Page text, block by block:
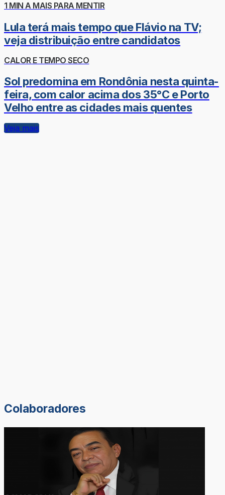
1 MIN A MAIS PARA MENTIR
Lula terá mais tempo que Flávio na TV;
veja distribuição entre candidatos
CALOR E TEMPO SECO
Sol predomina em Rondônia nesta quinta-
feira, com calor acima dos 35°C e Porto
Velho entre as cidades mais quentes
Veja mais
Colaboradores